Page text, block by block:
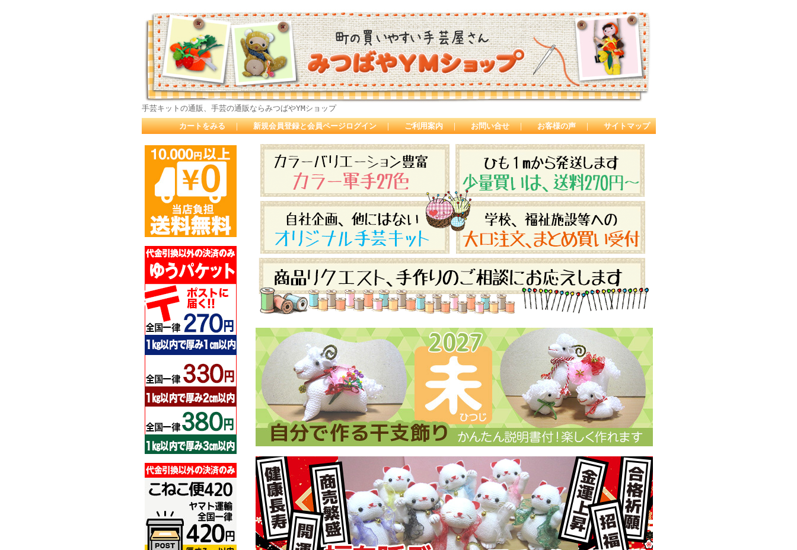
手芸キットの通販、手芸の通販ならみつばやYMショップ
カートをみる ｜ 新規会員登録と会員ページログイン ｜ ご利用案内 ｜ お問い合せ ｜ お客様の声 ｜ サイトマップ